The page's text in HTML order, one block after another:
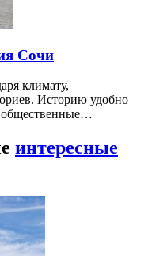
Сочи
климату,
Историю удобно
общественные…
интересные